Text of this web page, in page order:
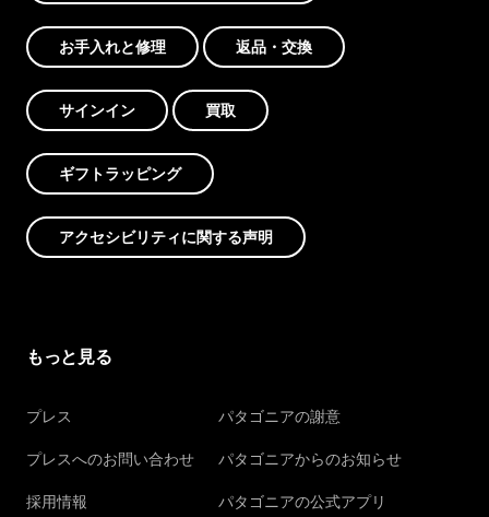
お手入れと修理 返品・交換
サインイン 買取
ギフトラッピング
アクセシビリティに関する声明
もっと見る
プレス
プレスへのお問い合わせ
採用情報
パタゴニアの謝意
パタゴニアからのお知らせ
パタゴニアの公式アプリ